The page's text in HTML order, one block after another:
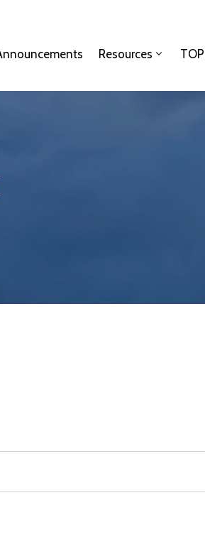
Resources